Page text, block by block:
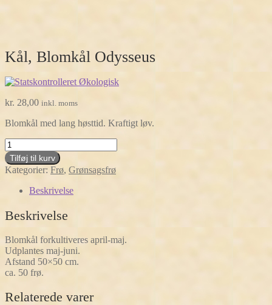
Kål, Blomkål Odysseus
kr. 28,00 inkl. moms
Blomkål med lang høsttid. Kraftigt løv.
Kål,
Blomkål
Odysseus
antal
Tilføj til kurv
Kategorier: Frø, Grønsagsfrø
Beskrivelse
Beskrivelse
Blomkål forkultiveres april-maj.
Udplantes maj-juni.
Afstand 50×50 cm.
ca. 50 frø.
Relaterede varer